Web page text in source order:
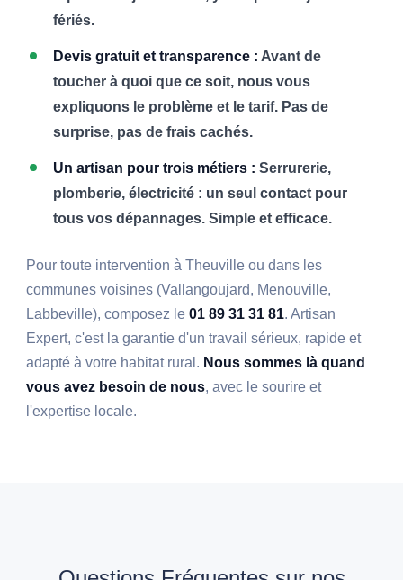
fériés.
Devis gratuit et transparence : Avant de
toucher à quoi que ce soit, nous vous
expliquons le problème et le tarif. Pas de
surprise, pas de frais cachés.
Un artisan pour trois métiers : Serrurerie,
plomberie, électricité : un seul contact pour
tous vos dépannages. Simple et efficace.
Pour toute intervention à Theuville ou dans les
communes voisines (Vallangoujard, Menouville,
Labbeville), composez le01 89 31 31 81. Artisan
Expert, c'est la garantie d'un travail sérieux, rapide et
adapté à votre habitat rural. Nous sommes là quand
vous avez besoin de nous, avec le sourire et
l'expertise locale.